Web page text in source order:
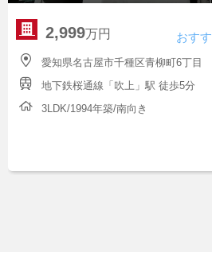
2,999万円 おす
愛知県名古屋市千種区青柳町6丁目
地下鉄桜通線「吹上」駅 徒歩5分
3LDK/1994年築/南向き